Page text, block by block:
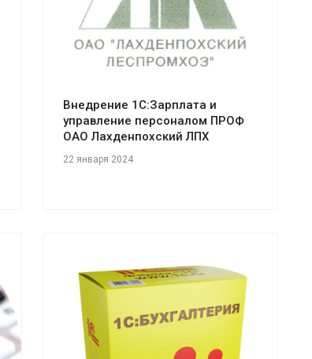
Внедрение 1С:Зарплата и
управление персоналом ПРОФ
ОАО Лахденпохский ЛПХ
22 января 2024